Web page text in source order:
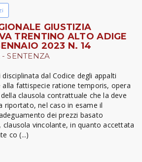
GIUSTIZIA
TRENTINO ALTO ADIGE
2023 N. 14
SENTENZA
dal Codice degli appalti
alla fattispecie ratione temporis, opera
clausola contrattuale che la deve
riportato, nel caso in esame il
dei prezzi basato
clausola vincolante, in quanto accettata
co (...)